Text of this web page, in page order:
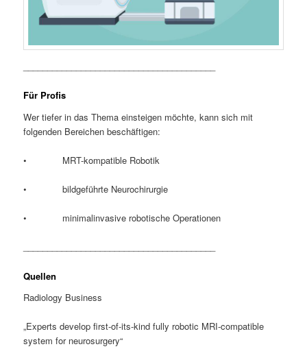
Für Profis
Wer tiefer in das Thema einsteigen möchte, kann sich mit
folgenden Bereichen beschäftigen:
• MRT-kompatible Robotik
• bildgeführte Neurochirurgie
• minimalinvasive robotische Operationen
Quellen
Radiology Business
„Experts develop first-of-its-kind fully robotic MRI-compatible
system for neurosurgery“